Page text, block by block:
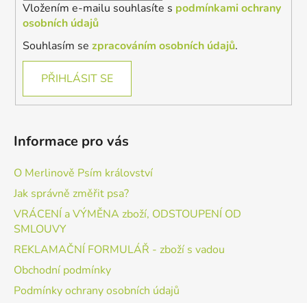
Vložením e-mailu souhlasíte s podmínkami ochrany
osobních údajů
Souhlasím se zpracováním osobních údajů.
PŘIHLÁSIT SE
Informace pro vás
O Merlinově Psím království
Jak správně změřit psa?
VRÁCENÍ a VÝMĚNA zboží, ODSTOUPENÍ OD
SMLOUVY
REKLAMAČNÍ FORMULÁŘ - zboží s vadou
Obchodní podmínky
Podmínky ochrany osobních údajů